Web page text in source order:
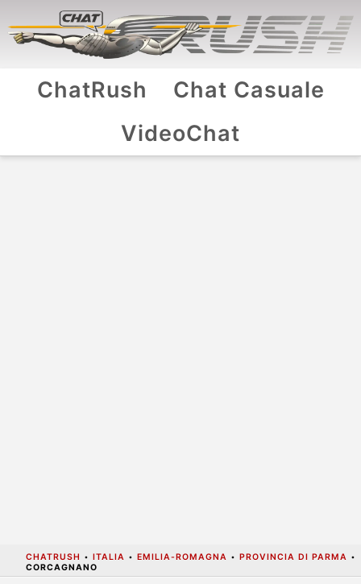
ChatRush
Chat Casuale
VideoChat
CHATRUSH • ITALIA • EMILIA-ROMAGNA • PROVINCIA DI PARMA •
CORCAGNANO